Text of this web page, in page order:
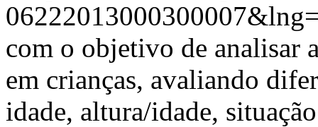
com o objetivo de analisar
em crianças, avaliando
idade, altura/idade,